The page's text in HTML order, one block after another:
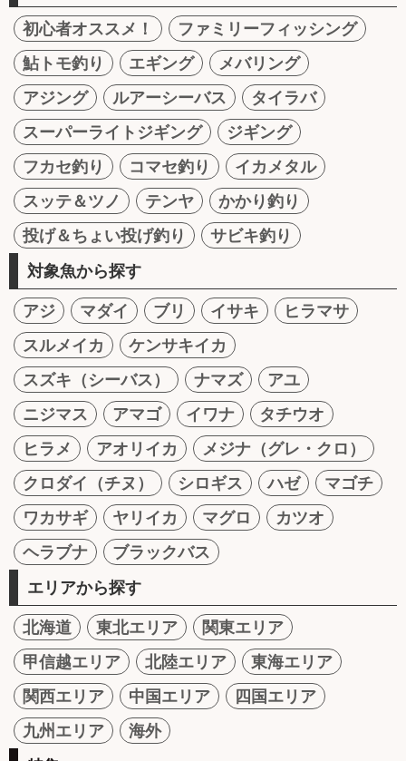
初心者オススメ！
ファミリーフィッシング
鮎トモ釣り
エギング
メバリング
アジング
ルアーシーバス
タイラバ
スーパーライトジギング
ジギング
フカセ釣り
コマセ釣り
イカメタル
スッテ＆ツノ
テンヤ
かかり釣り
投げ＆ちょい投げ釣り
サビキ釣り
対象魚から探す
アジ マダイ ブリ イサキ
ヒラマサ
スルメイカ
ケンサキイカ
スズキ（シーバス）
ナマズ
アユ
ニジマス
アマゴ イワナ
タチウオ
ヒラメ
アオリイカ
メジナ（グレ・クロ）
クロダイ（チヌ）
シロギス ハゼ
マゴチ
ワカサギ
ヤリイカ マグロ
カツオ
ヘラブナ
ブラックバス
エリアから探す
北海道 東北エリア
関東エリア
甲信越エリア
北陸エリア
東海エリア
関西エリア
中国エリア
四国エリア
九州エリア
海外